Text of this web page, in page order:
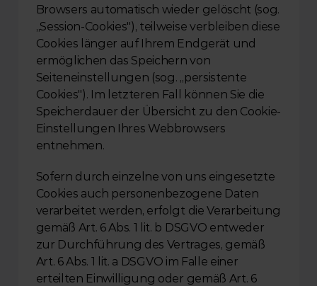
Browsers automatisch wieder gelöscht (sog.
„Session-Cookies"), teilweise verbleiben diese
Cookies länger auf Ihrem Endgerät und
ermöglichen das Speichern von
Seiteneinstellungen (sog. „persistente
Cookies"). Im letzteren Fall können Sie die
Speicherdauer der Übersicht zu den Cookie-
Einstellungen Ihres Webbrowsers
entnehmen.
Sofern durch einzelne von uns eingesetzte
Cookies auch personenbezogene Daten
verarbeitet werden, erfolgt die Verarbeitung
gemäß Art. 6 Abs. 1 lit. b DSGVO entweder
zur Durchführung des Vertrages, gemäß
Art. 6 Abs. 1 lit. a DSGVO im Falle einer
erteilten Einwilligung oder gemäß Art. 6